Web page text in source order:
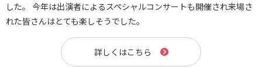
した。 今年は出演者によるスペシャルコンサートも開催され来場さ
れた皆さんはとても楽しそうでした。
詳しくはこちら